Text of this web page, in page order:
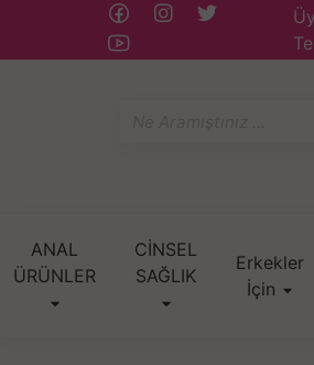
ANAL
ÜRÜNLER
CİNSEL
SAĞLIK
Erkekler
İçin